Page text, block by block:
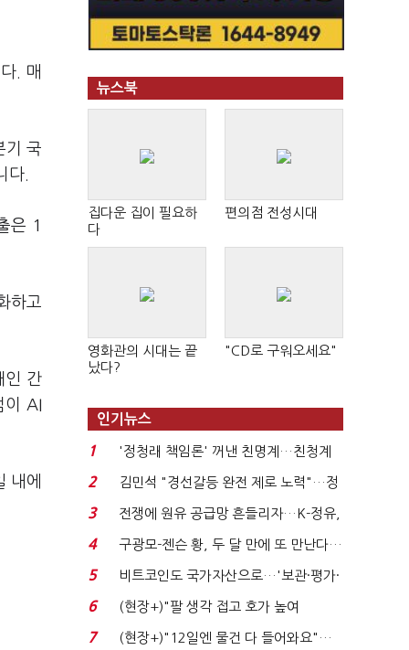
매
기 국
다
은 1
하고
인 간
AI
내에
뉴스북
집다운 집이 필요하
다
편의점 전성시대
영화관의 시대는 끝
났다?
"CD로 구워오세요"
인기뉴스
1
'정청래 책임론' 꺼낸 친명계…친청계
는 추가투표 때리기...
2
김민석 "경선갈등 완전 제로 노력"…정
청래 "반명 공세 사...
3
전쟁에 원유 공급망 흔들리자…K-정유,
에너지안보 핵심...
4
구광모-젠슨 황, 두 달 만에 또 만난다…
로봇·AI 등 논...
5
비트코인도 국가자산으로…'보관·평가·
처분' 기준은 ...
6
(현장+)"팔 생각 접고 호가 높여
요"…'덜 똘똘한 한 채' 20...
7
(현장+)"12일엔 물건 다 들어와요"…